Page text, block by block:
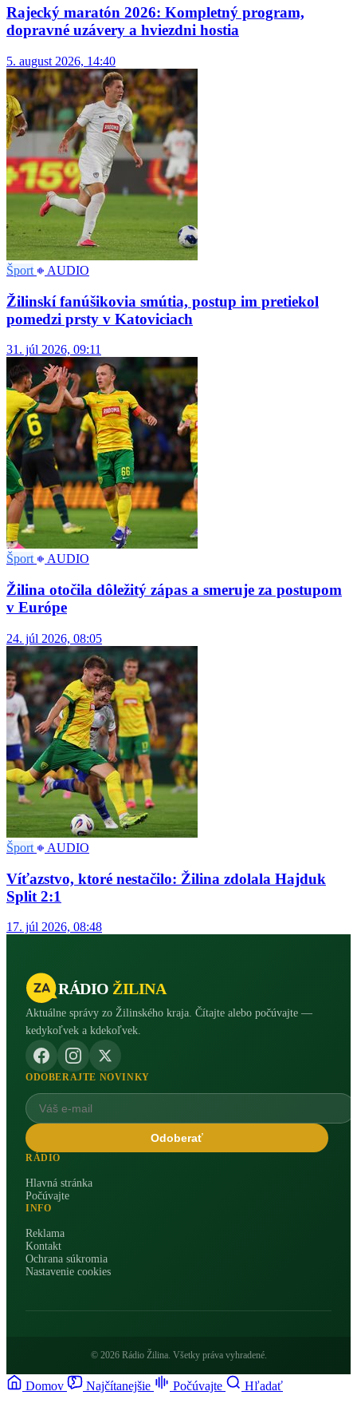
Rajecký maratón 2026: Kompletný program,
dopravné uzávery a hviezdni hostia
5. august 2026, 14:40
Šport AUDIO
Žilinskí fanúšikovia smútia, postup im pretiekol
pomedzi prsty v Katoviciach
31. júl 2026, 09:11
Šport AUDIO
Žilina otočila dôležitý zápas a smeruje za postupom
v Európe
24. júl 2026, 08:05
Šport AUDIO
Víťazstvo, ktoré nestačilo: Žilina zdolala Hajduk
Split 2:1
17. júl 2026, 08:48
RÁDIO ŽILINA
Aktuálne správy zo Žilinského kraja. Čítajte alebo počúvajte —
kedykoľvek a kdekoľvek.
ODOBERAJTE NOVINKY
Odoberať
RÁDIO
Hlavná stránka
Počúvajte
INFO
Reklama
Kontakt
Ochrana súkromia
Nastavenie cookies
© 2026 Rádio Žilina. Všetky práva vyhradené.
Domov Najčítanejšie Počúvajte Hľadať